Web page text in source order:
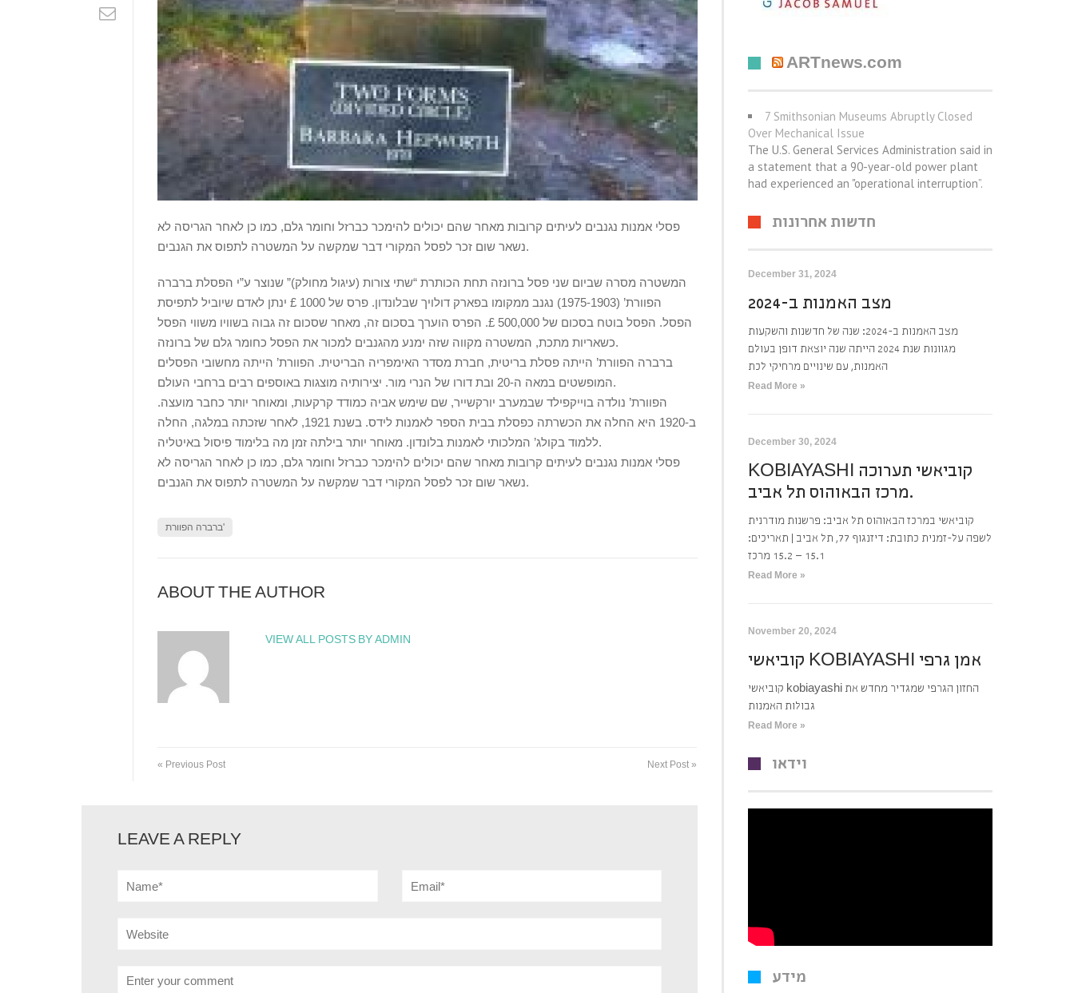
פסלי אמנות נגנבים לעיתים קרובות מאחר שהם יכולים להימכר כברזל וחומר גלם, כמו כן לאחר הגריסה לא
נשאר שום זכר לפסל המקורי דבר שמקשה על המשטרה לתפוס את הגנבים.
המשטרה מסרה שביום שני פסל ברונזה תחת הכותרת “שתי צורות (עיגול מחולק)” שנוצר ע”י הפסלת ברברה
הפוורת’ (1975-1903) נגנב ממקומו בפארק דולויך שבלונדון. פרס של 1000 £ ינתן לאדם שיוביל לתפיסת
הפסל. הפסל בוטח בסכום של 500,000 £. הפרס הוערך בסכום זה, מאחר שסכום זה גבוה בשוויו משווי הפסל
כשאריות מתכת, המשטרה מקווה שזה ימנע מהגנבים למכור את הפסל כחומר גלם של ברונזה.
ברברה הפוורת’ הייתה פסלת בריטית, חברת מסדר האימפריה הבריטית. הפוורת’ הייתה מחשובי הפסלים
המופשטים במאה ה-20 ובת דורו של הנרי מור. יצירותיה מוצגות באוספים רבים ברחבי העולם.
הפוורת’ נולדה בוייקפילד שבמערב יורקשייר, שם שימש אביה כמודד קרקעות, ומאוחר יותר כחבר מועצה.
ב-1920 היא החלה את הכשרתה כפסלת בבית הספר לאמנות לידס. בשנת 1921, לאחר שזכתה במלגה, החלה
ללמוד בקולג’ המלכותי לאמנות בלונדון. מאוחר יותר בילתה זמן מה בלימוד פיסול באיטליה.
פסלי אמנות נגנבים לעיתים קרובות מאחר שהם יכולים להימכר כברזל וחומר גלם, כמו כן לאחר הגריסה לא
נשאר שום זכר לפסל המקורי דבר שמקשה על המשטרה לתפוס את הגנבים.
ברברה הפוורת'
ABOUT THE AUTHOR
VIEW ALL POSTS BY ADMIN
« Previous Post Next Post »
LEAVE A REPLY
ARTnews.com
7 Smithsonian Museums Abruptly Closed
Over Mechanical Issue
The U.S. General Services Administration said in
a statement that a 90-year-old power plant
had experienced an "operational interruption”.
חדשות אחרונות
December 31, 2024
מצב האמנות ב-2024
מצב האמנות ב-2024: שנה של חדשנות והשקעות
מגוונות שנת 2024 הייתה שנה יוצאת דופן בעולם
האמנות, עם שינויים מרחיקי לכת
Read More »
December 30, 2024
KOBIAYASHI קוביאשי תערוכה
מרכז הבאוהוס תל אביב.
קוביאשי במרכז הבאוהוס תל אביב: פרשנות מודרנית
לשפה על-זמנית כתובת: דיזנגוף 77, תל אביב | תאריכים:
15.1 – 15.2 מרכז
Read More »
November 20, 2024
קוביאשי KOBIAYASHI אמן גרפי
קוביאשי kobiayashi החזון הגרפי שמגדיר מחדש את
גבולות האמנות
Read More »
וידאו
מידע